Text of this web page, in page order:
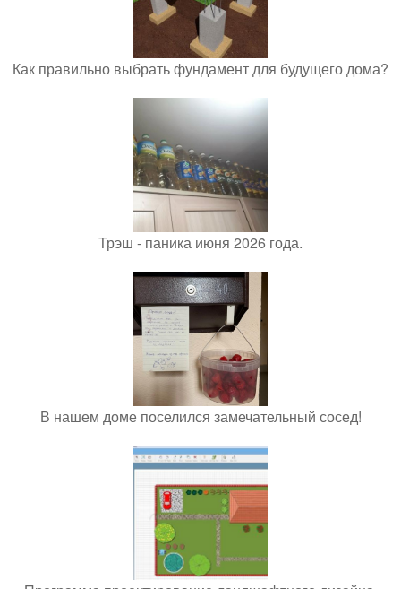
Как правильно выбрать фундамент для будущего дома?
Трэш - паника июня 2026 года.
В нашем доме поселился замечательный сосед!